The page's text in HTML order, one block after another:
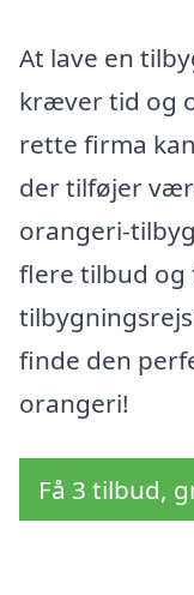
At lave en
kræver tid og
rette firma
der tilføjer
orangeri-
flere tilbud
finde den
orangeri!
Få 3 tilbud,